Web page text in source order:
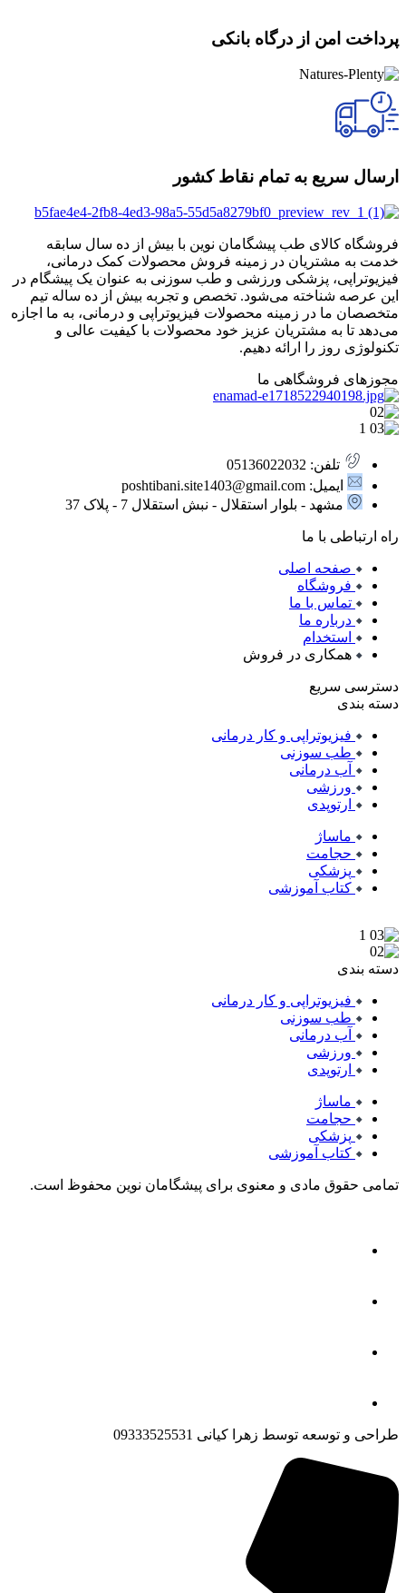
پرداخت امن از درگاه بانکی
ارسال سریع به تمام نقاط کشور
فروشگاه کالای طب پیشگامان نوین با بیش از ده سال سابقه
خدمت به مشتریان در زمینه فروش محصولات کمک درمانی،
فیزیوتراپی، پزشکی ورزشی و طب سوزنی به عنوان یک پیشگام در
این عرصه شناخته می‌شود. تخصص و تجربه بیش از ده ساله تیم
متخصصان ما در زمینه محصولات فیزیوتراپی و درمانی، به ما اجازه
می‌دهد تا به مشتریان عزیز خود محصولات با کیفیت عالی و
تکنولوژی روز را ارائه دهیم.
مجوزهای فروشگاهی ما
تلفن: 05136022032
ایمیل: poshtibani.site1403@gmail.com
مشهد - بلوار استقلال - نبش استقلال 7 - پلاک 37
راه ارتباطی با ما
صفحه اصلی
فروشگاه
تماس با ما
درباره ما
استخدام
همکاری در فروش
دسترسی سریع
دسته بندی
فیزیوتراپی و کار درمانی
طب سوزنی
آب درمانی
ورزشی
ارتوپدی
ماساژ
حجامت
پزشکی
کتاب آموزشی
دسته بندی
فیزیوتراپی و کار درمانی
طب سوزنی
آب درمانی
ورزشی
ارتوپدی
ماساژ
حجامت
پزشکی
کتاب آموزشی
تمامی حقوق مادی و معنوی برای پیشگامان نوین محفوظ است.
طراحی و توسعه توسط زهرا کیانی 09333525531